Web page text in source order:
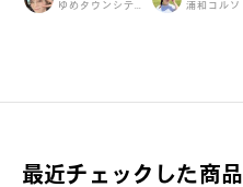
ゆめタウンシティーモール 浦和コルソ
最近チェックした商品